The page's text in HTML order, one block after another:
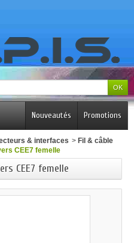
Promotions
Nouveautés
& interfaces > Fil & câble
CEE7 femelle
CEE7 femelle